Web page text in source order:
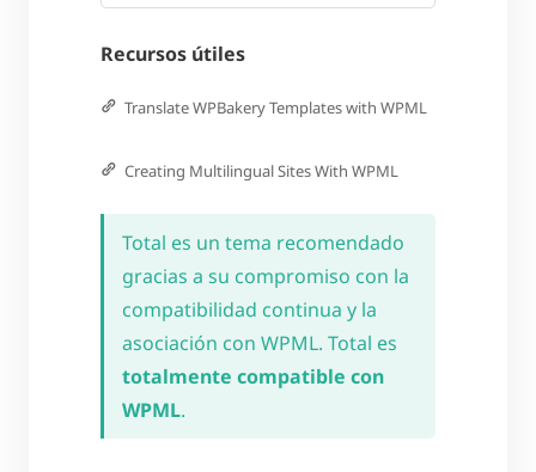
Recursos útiles
Translate WPBakery Templates with WPML
Creating Multilingual Sites With WPML
Total es un tema recomendado
gracias a su compromiso con la
compatibilidad continua y la
asociación con WPML. Total es
totalmente compatible con
WPML.